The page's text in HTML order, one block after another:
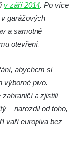
v září 2014. Po více
garážových
a samotné
otevření.
abychom si
výborné pivo.
zahraničí a zjistili
– narozdíl od toho,
vaří europiva bez